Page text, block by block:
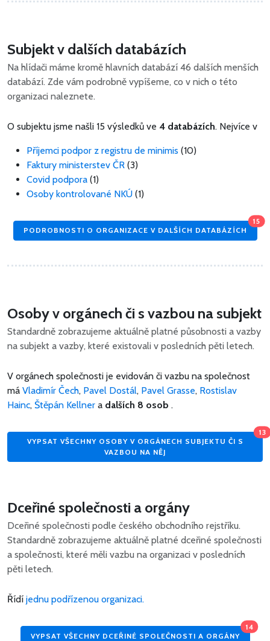
Subjekt v dalších databázích
Na hlídači máme kromě hlavních databází 46 dalších menších
databází. Zde vám podrobně vypíšeme, co v nich o této
organizaci naleznete.
O subjektu jsme našli 15 výsledků ve 4 databázích. Nejvíce v
Příjemci podpor z registru de minimis (10)
Faktury ministerstev ČR (3)
Covid podpora (1)
Osoby kontrolované NKÚ (1)
PODROBNOSTI O ORGANIZACE V DALŠÍCH DATABÁZÍCH
15
Osoby v orgánech či s vazbou na subjekt
Standardně zobrazujeme aktuálně platné působnosti a vazby
na subjekt a vazby, které existovali v posledních pěti letech.
V orgánech společnosti je evidován či vazbu na společnost
má Vladimír Čech, Pavel Dostál, Pavel Grasse, Rostislav
Hainc, Štěpán Kellner a dalších 8 osob .
VYPSAT VŠECHNY OSOBY V ORGÁNECH SUBJEKTU ČI S
VAZBOU NA NĚJ
13
Dceřiné společnosti a orgány
Dceřiné společnosti podle českého obchodního rejstříku.
Standardně zobrazujeme aktuálně platné dceřiné společnosti
a společnosti, které měli vazbu na organizaci v posledních
pěti letech.
Řídí jednu podřízenou organizaci.
VYPSAT VŠECHNY DCEŘINÉ SPOLEČNOSTI A ORGÁNY
14